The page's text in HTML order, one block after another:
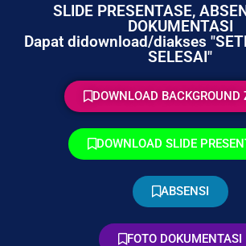
SLIDE PRESENTASE,
DOKUMENTASI
Dapat didownload/diakses
SELESAI"
DOWNLOAD BACKGROUND
DOWNLOAD SLIDE
ABSENSI
FOTO DOKUMENTASI